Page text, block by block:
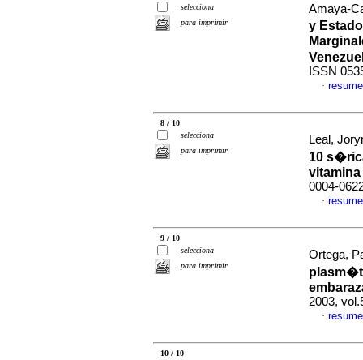
selecciona
para imprimir
Amaya-
y
ISSN
·
8 / 10
selecciona
para imprimir
Leal,
10
vitamina
0004-
·
9 / 10
selecciona
para imprimir
Ortega,
2003,
·
10 / 10